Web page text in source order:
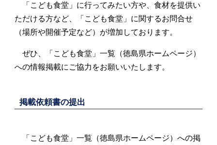
「こども食堂」に行ってみたい方や、食材を提供い
ただける方など、「こども食堂」に関するお問合せ
（場所や開催予定など）が増加しております。
ぜひ、「こども食堂」一覧（徳島県ホームページ）
への情報掲載にご協力をお願いいたします。
掲載依頼書の提出
「こども食堂」一覧（徳島県ホームページ）への掲